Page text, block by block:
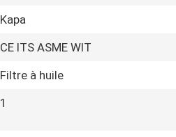
Kapa
CE ITS ASME WIT
Filtre à huile
1